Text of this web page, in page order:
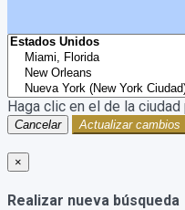
Haga clic en el de la ciudad
Cancelar Actualizar cambios
×
Realizar nueva búsqueda